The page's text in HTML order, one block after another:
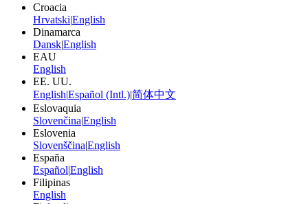
Croacia
Hrvatski|English
Dinamarca
Dansk|English
EAU
English
EE. UU.
English|Español (Intl.)|简体中文
Eslovaquia
Slovenčina|English
Eslovenia
Slovenščina|English
España
Español|English
Filipinas
English